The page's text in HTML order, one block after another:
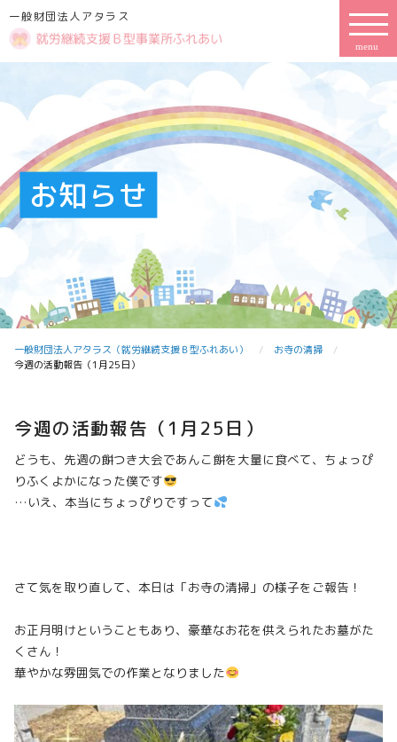
一般財団法人アタラス
お知らせ
一般財団法人アタラス（就労継続支援Ｂ型ふれあい）
お寺の清掃
今週の活動報告（1月25日）
今週の活動報告（1月25日）
どうも、先週の餅つき大会であんこ餅を大量に食べて、ちょっぴ
りふくよかになった僕です
…いえ、本当にちょっぴりですって
さて気を取り直して、本日は「お寺の清掃」の様子をご報告！
お正月明けということもあり、豪華なお花を供えられたお墓がた
くさん！
華やかな雰囲気での作業となりました